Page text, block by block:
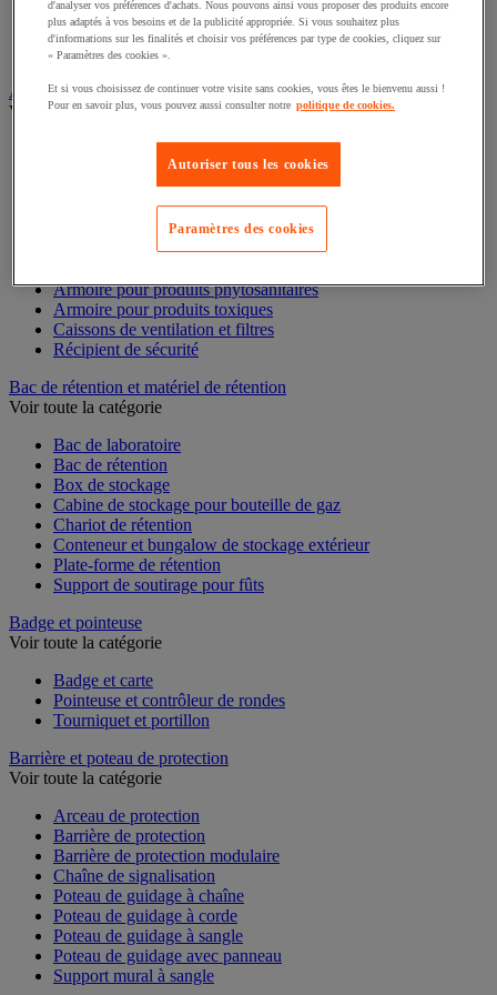
Alarme et détecteur de mouvement
Interphone et vidéophone
Armoire de sécurité et stockage de produits dangereux
Accessoires pour armoire de sécurité et de stockage
Armoire bouteilles de gaz
Armoire de sûreté
Armoire multirisque
Armoire pour batteries lithium-ion
Armoire pour produits inflammables
Armoire pour produits phytosanitaires
Armoire pour produits toxiques
Caissons de ventilation et filtres
Bac de rétention et matériel de rétention
Bac de laboratoire
Bac de rétention
Box de stockage
Cabine de stockage pour bouteille de gaz
Chariot de rétention
Conteneur et bungalow de stockage extérieur
Plate-forme de rétention
Badge et pointeuse
Badge et carte
Pointeuse et contrôleur de rondes
Barrière et poteau de protection
Arceau de protection
Barrière de protection
Barrière de protection modulaire
Chaîne de signalisation
Poteau de guidage à chaîne
Poteau de guidage à corde
Poteau de guidage à sangle
Poteau de guidage avec panneau
d'analyser vos préférences d'achats. Nous pouvons ainsi vous proposer des produits encore
plus adaptés à vos besoins et de la publicité appropriée. Si vous souhaitez plus
d'informations sur les finalités et choisir vos préférences par type de cookies, cliquez sur
« Paramètres des cookies ».
Et si vous choisissez de continuer votre visite sans cookies, vous êtes le bienvenu aussi !
Pour en savoir plus, vous pouvez aussi consulter notre politique de cookies.
Autoriser tous les cookies
Paramètres des cookies